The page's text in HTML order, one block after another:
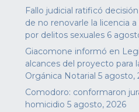
Fallo judicial ratificó
de no renovarle la licencia
por delitos sexuales 6
Giacomone informó en
alcances del proyecto para
Orgánica Notarial 5 agosto,
Comodoro: conformaron
homicidio 5 agosto, 2026